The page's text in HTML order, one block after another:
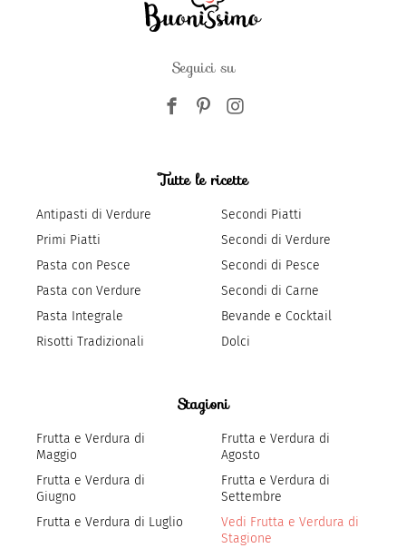
Seguici su
Tutte le ricette
Antipasti di Verdure
Primi Piatti
Pasta con Pesce
Pasta con Verdure
Pasta Integrale
Risotti Tradizionali
Secondi Piatti
Secondi di Verdure
Secondi di Pesce
Secondi di Carne
Bevande e Cocktail
Dolci
Stagioni
Frutta e Verdura di
Maggio
Frutta e Verdura di
Giugno
Frutta e Verdura di Luglio
Frutta e Verdura di
Agosto
Frutta e Verdura di
Settembre
Vedi Frutta e Verdura di
Stagione